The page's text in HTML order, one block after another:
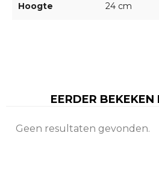
Hoogte 24 cm
EERDER
Geen resultaten gevonden.